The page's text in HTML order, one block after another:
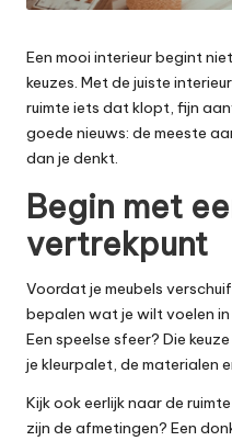
Een mooi interieur begint
keuzes. Met de juiste
ruimte iets dat klopt, fijn
goede nieuws: de meeste
dan je denkt.
Begin met
vertrekpunt
Voordat je meubels
bepalen wat je wilt voelen in
Een speelse sfeer? Die
je kleurpalet, de materialen
Kijk ook eerlijk naar de
zijn de afmetingen? Een